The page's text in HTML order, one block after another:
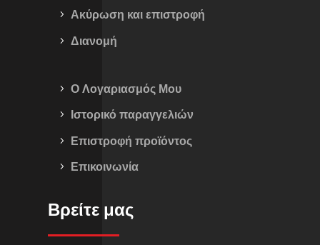
Ακύρωση και επιστροφή
Διανομή
Ο Λογαριασμός Μου
Ιστορικό παραγγελιών
Επιστροφή προϊόντος
Επικοινωνία
Βρείτε μας